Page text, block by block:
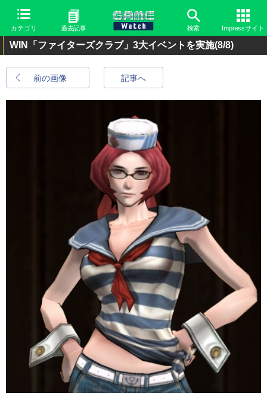
カテゴリ 過去記事 検索 Impressサイト
WIN「ファイターズクラブ」3大イベントを実施(8/8)
前の画像 記事へ